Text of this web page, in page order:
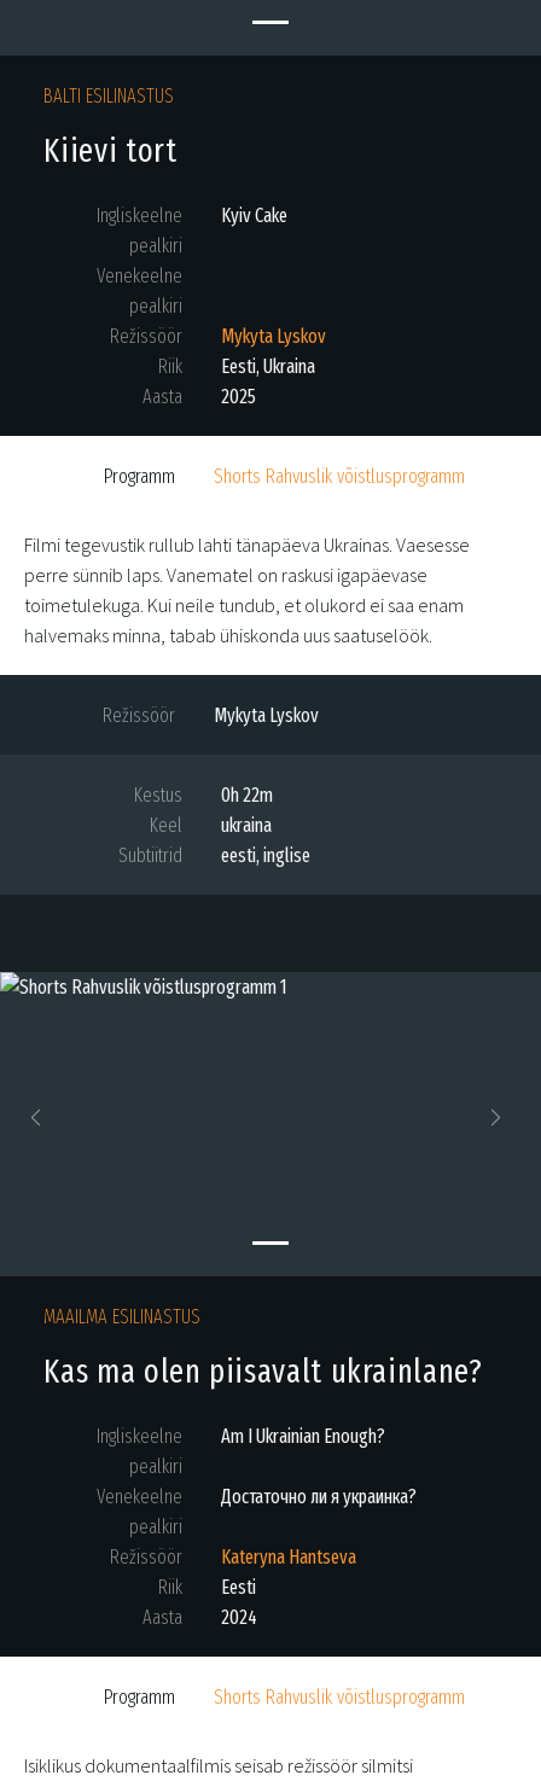
BALTI ESILINASTUS
Kiievi tort
Ingliskeelne
pealkiri
Kyiv Cake
Venekeelne
pealkiri
Režissöör
Mykyta Lyskov
Riik
Eesti, Ukraina
Aasta
2025
Programm Shorts Rahvuslik võistlusprogramm
Filmi tegevustik rullub lahti tänapäeva Ukrainas. Vaesesse
perre sünnib laps. Vanematel on raskusi igapäevase
toimetulekuga. Kui neile tundub, et olukord ei saa enam
halvemaks minna, tabab ühiskonda uus saatuselöök.
Režissöör Mykyta Lyskov
Kestus
0h 22m
Keel
ukraina
Subtiitrid
eesti, inglise
MAAILMA ESILINASTUS
Kas ma olen piisavalt ukrainlane?
Ingliskeelne
pealkiri
Am I Ukrainian Enough?
Venekeelne
pealkiri
Достаточно ли я украинка?
Režissöör
Kateryna Hantseva
Riik
Eesti
Aasta
2024
Programm Shorts Rahvuslik võistlusprogramm
Isiklikus dokumentaalfilmis seisab režissöör silmitsi